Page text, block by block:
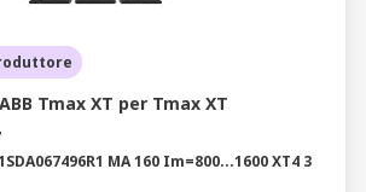
Tmax XT per Tmax XT
MA 160 Im=800...1600 XT4 3